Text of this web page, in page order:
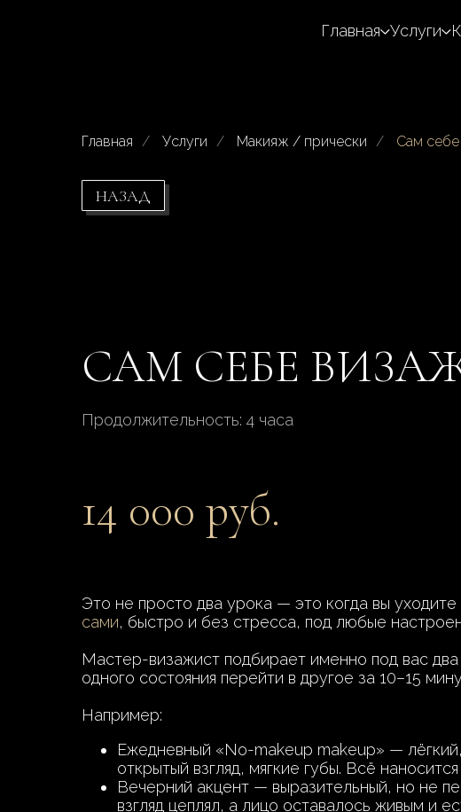
Главная Услуги
Главная / Услуги / Макияж / прически / Сам
НАЗАД
САМ СЕБЕ
Продолжительность: 4 часа
14 000 руб.
Это не просто два урока — это когда вы уходите
сами, быстро и без стресса, под любые
Мастер-визажист подбирает именно под вас
одного состояния перейти в другое за 10–15
Например:
Ежедневный «No-makeup makeup» —
открытый взгляд, мягкие губы. Всё
Вечерний акцент — выразительный, но не
взгляд цеплял, а лицо оставалось живым и